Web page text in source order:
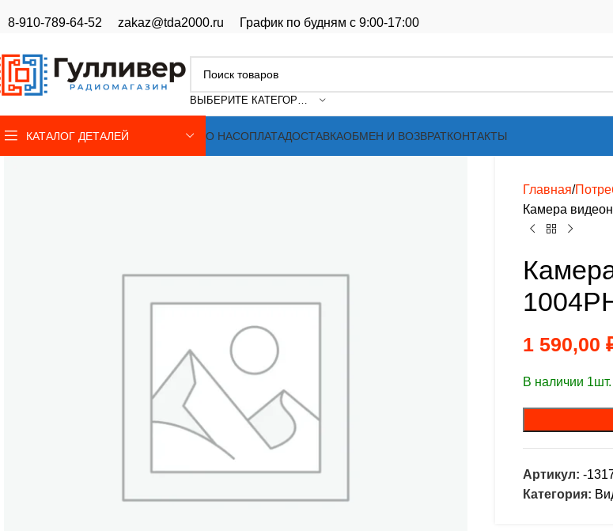
8-910-789-64-52 zakaz@tda2000.ru График по будням с 9:00-17:00
ВЫБЕРИТЕ КАТЕГОРИЮ
КАТАЛОГ ДЕТАЛЕЙ О НАСОПЛАТАДОСТАВКАОБМЕН И ВОЗВРАТКОНТАКТЫ
Главная
Камера
1 590,00
В наличии 1шт.
Артикул: -
Категория: